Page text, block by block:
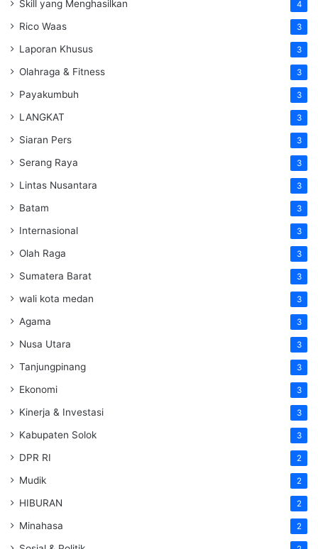
Skill yang Menghasilkan 4
Rico Waas 3
Laporan Khusus 3
Olahraga & Fitness 3
Payakumbuh 3
LANGKAT 3
Siaran Pers 3
Serang Raya 3
Lintas Nusantara 3
Batam 3
Internasional 3
Olah Raga 3
Sumatera Barat 3
wali kota medan 3
Agama 3
Nusa Utara 3
Tanjungpinang 3
Ekonomi 3
Kinerja & Investasi 3
Kabupaten Solok 3
DPR RI 2
Mudik 2
HIBURAN 2
Minahasa 2